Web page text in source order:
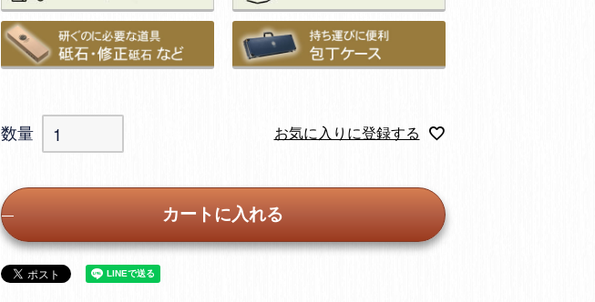
お気に入りに登録する
カートに入れる